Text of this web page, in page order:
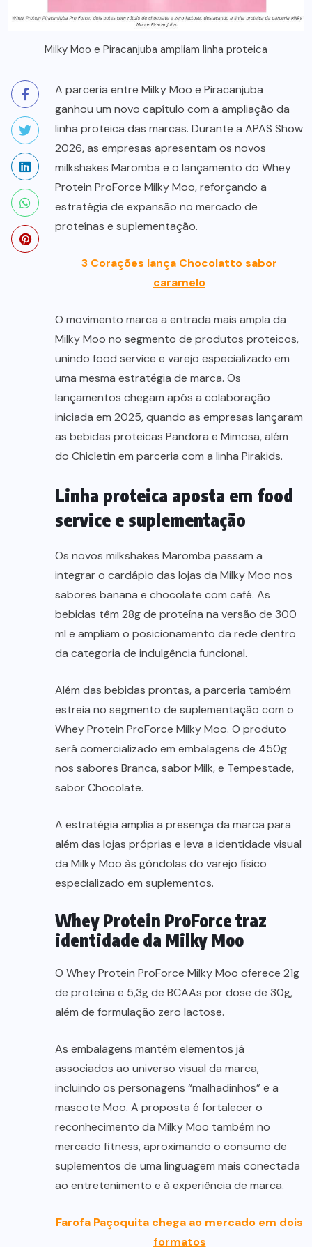
Milky Moo e Piracanjuba ampliam linha proteica
A parceria entre Milky Moo e Piracanjuba
ganhou um novo capítulo com a ampliação da
linha proteica das marcas. Durante a APAS Show
2026, as empresas apresentam os novos
milkshakes Maromba e o lançamento do Whey
Protein ProForce Milky Moo, reforçando a
estratégia de expansão no mercado de
proteínas e suplementação.
3 Corações lança Chocolatto sabor
caramelo
O movimento marca a entrada mais ampla da
Milky Moo no segmento de produtos proteicos,
unindo food service e varejo especializado em
uma mesma estratégia de marca. Os
lançamentos chegam após a colaboração
iniciada em 2025, quando as empresas lançaram
as bebidas proteicas Pandora e Mimosa, além
do Chicletin em parceria com a linha Pirakids.
Linha proteica aposta em food
service e suplementação
Os novos milkshakes Maromba passam a
integrar o cardápio das lojas da Milky Moo nos
sabores banana e chocolate com café. As
bebidas têm 28g de proteína na versão de 300
ml e ampliam o posicionamento da rede dentro
da categoria de indulgência funcional.
Além das bebidas prontas, a parceria também
estreia no segmento de suplementação com o
Whey Protein ProForce Milky Moo. O produto
será comercializado em embalagens de 450g
nos sabores Branca, sabor Milk, e Tempestade,
sabor Chocolate.
A estratégia amplia a presença da marca para
além das lojas próprias e leva a identidade visual
da Milky Moo às gôndolas do varejo físico
especializado em suplementos.
Whey Protein ProForce traz
identidade da Milky Moo
O Whey Protein ProForce Milky Moo oferece 21g
de proteína e 5,3g de BCAAs por dose de 30g,
além de formulação zero lactose.
As embalagens mantêm elementos já
associados ao universo visual da marca,
incluindo os personagens “malhadinhos” e a
mascote Moo. A proposta é fortalecer o
reconhecimento da Milky Moo também no
mercado fitness, aproximando o consumo de
suplementos de uma linguagem mais conectada
ao entretenimento e à experiência de marca.
Farofa Paçoquita chega ao mercado em dois
formatos